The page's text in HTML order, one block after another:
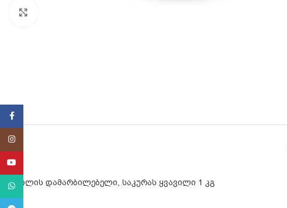
ქსოვილის დამარბილებელი, საკურას ყვავილი 1 კგ
WhatsApp